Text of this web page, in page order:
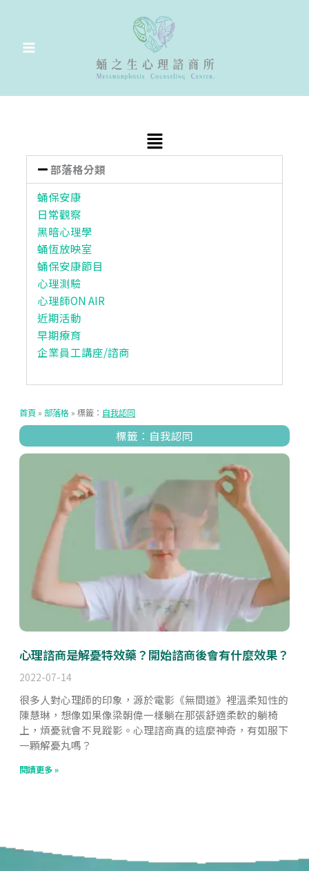
容
Main
部落格分類
蛹保安康
日常觀察
黑暗心理學
蛹恆放映室
蛹保安康節目
心理測驗
心理師ON AIR
近期活動
早期療育
企業員工講座/諮商
首頁 »部落格 »標籤： 自我認同
標籤：自我認同
心理諮商是解憂特效藥？開始諮商後會有什麼效果？
2022-07-14
很多人對心理師的印象，源於電影《無間道》裡溫柔知性的
陳慧琳，想像如果像梁朝偉一樣躺在那張舒適柔軟的躺椅
上，煩憂就會不見蹤影。心理諮商真的這麼神奇，有如服下
一顆解憂丸嗎？
閱讀更多 »